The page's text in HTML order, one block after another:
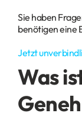
Sie haben
benötigen eine
Jetzt
Was